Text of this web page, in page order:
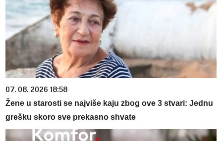
07. 08. 2026 18:58
Žene u starosti se najviše kaju zbog ove 3 stvari: Jednu
grešku skoro sve prekasno shvate